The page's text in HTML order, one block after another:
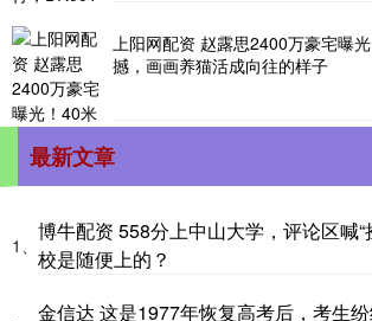
上阳网配资 赵露思2400万豪宅曝
撼，画画养猫活成向往的样子
最新文章
1、
博牛配资 558分上中山大学，评论区喊“
校是随便上的？
金信达 这是1977年恢复高考后，考生